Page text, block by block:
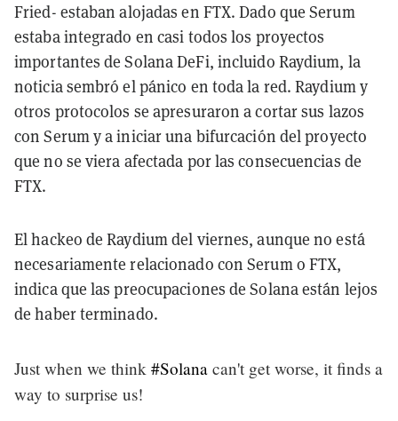
Fried- estaban alojadas en FTX. Dado que Serum
estaba integrado en casi todos los proyectos
importantes de Solana DeFi, incluido Raydium, la
noticia sembró el pánico en toda la red. Raydium y
otros protocolos se apresuraron a cortar sus lazos
con Serum y a iniciar una bifurcación del proyecto
que no se viera afectada por las consecuencias de
FTX.
El hackeo de Raydium del viernes, aunque no está
necesariamente relacionado con Serum o FTX,
indica que las preocupaciones de Solana están lejos
de haber terminado.
Just when we think #Solana can't get worse, it finds a
way to surprise us!